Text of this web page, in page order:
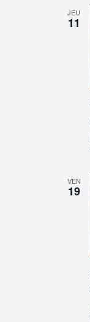
JEU
11
VEN
19